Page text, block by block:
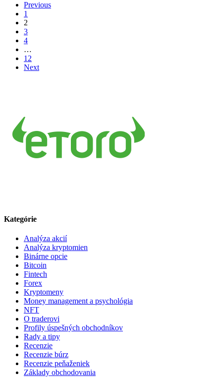
Previous
1
2
3
4
…
12
Next
Kategórie
Analýza akcií
Analýza kryptomien
Binárne opcie
Bitcoin
Fintech
Forex
Kryptomeny
Money management a psychológia
NFT
O traderovi
Profily úspešných obchodníkov
Rady a tipy
Recenzie
Recenzie búrz
Recenzie peňaženiek
Základy obchodovania